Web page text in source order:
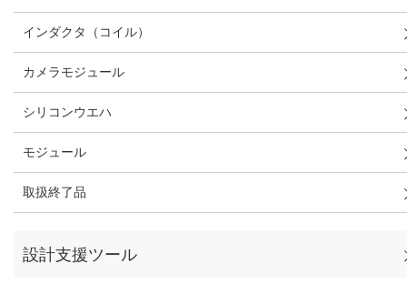
インダクタ（コイル）
カメラモジュール
シリコンウエハ
モジュール
取扱終了品
設計支援ツール